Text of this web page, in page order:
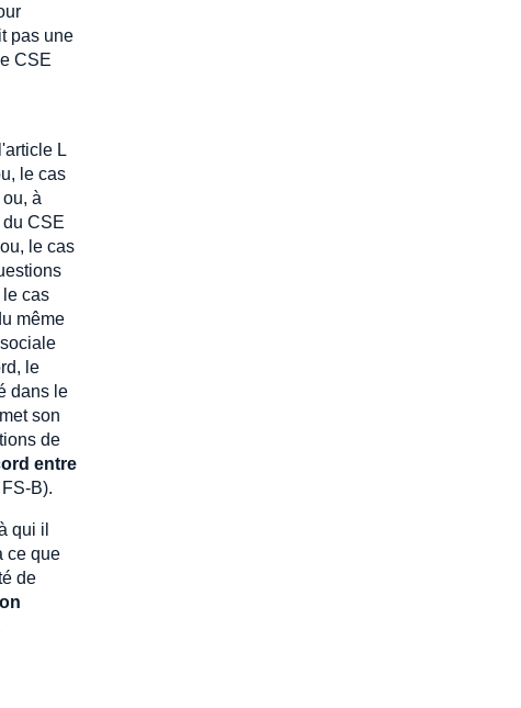
pas une
CSE
L
le cas
à
CSE
le cas
cas
même
le
dans le
son
de
entre
B).
qui il
ce que
de